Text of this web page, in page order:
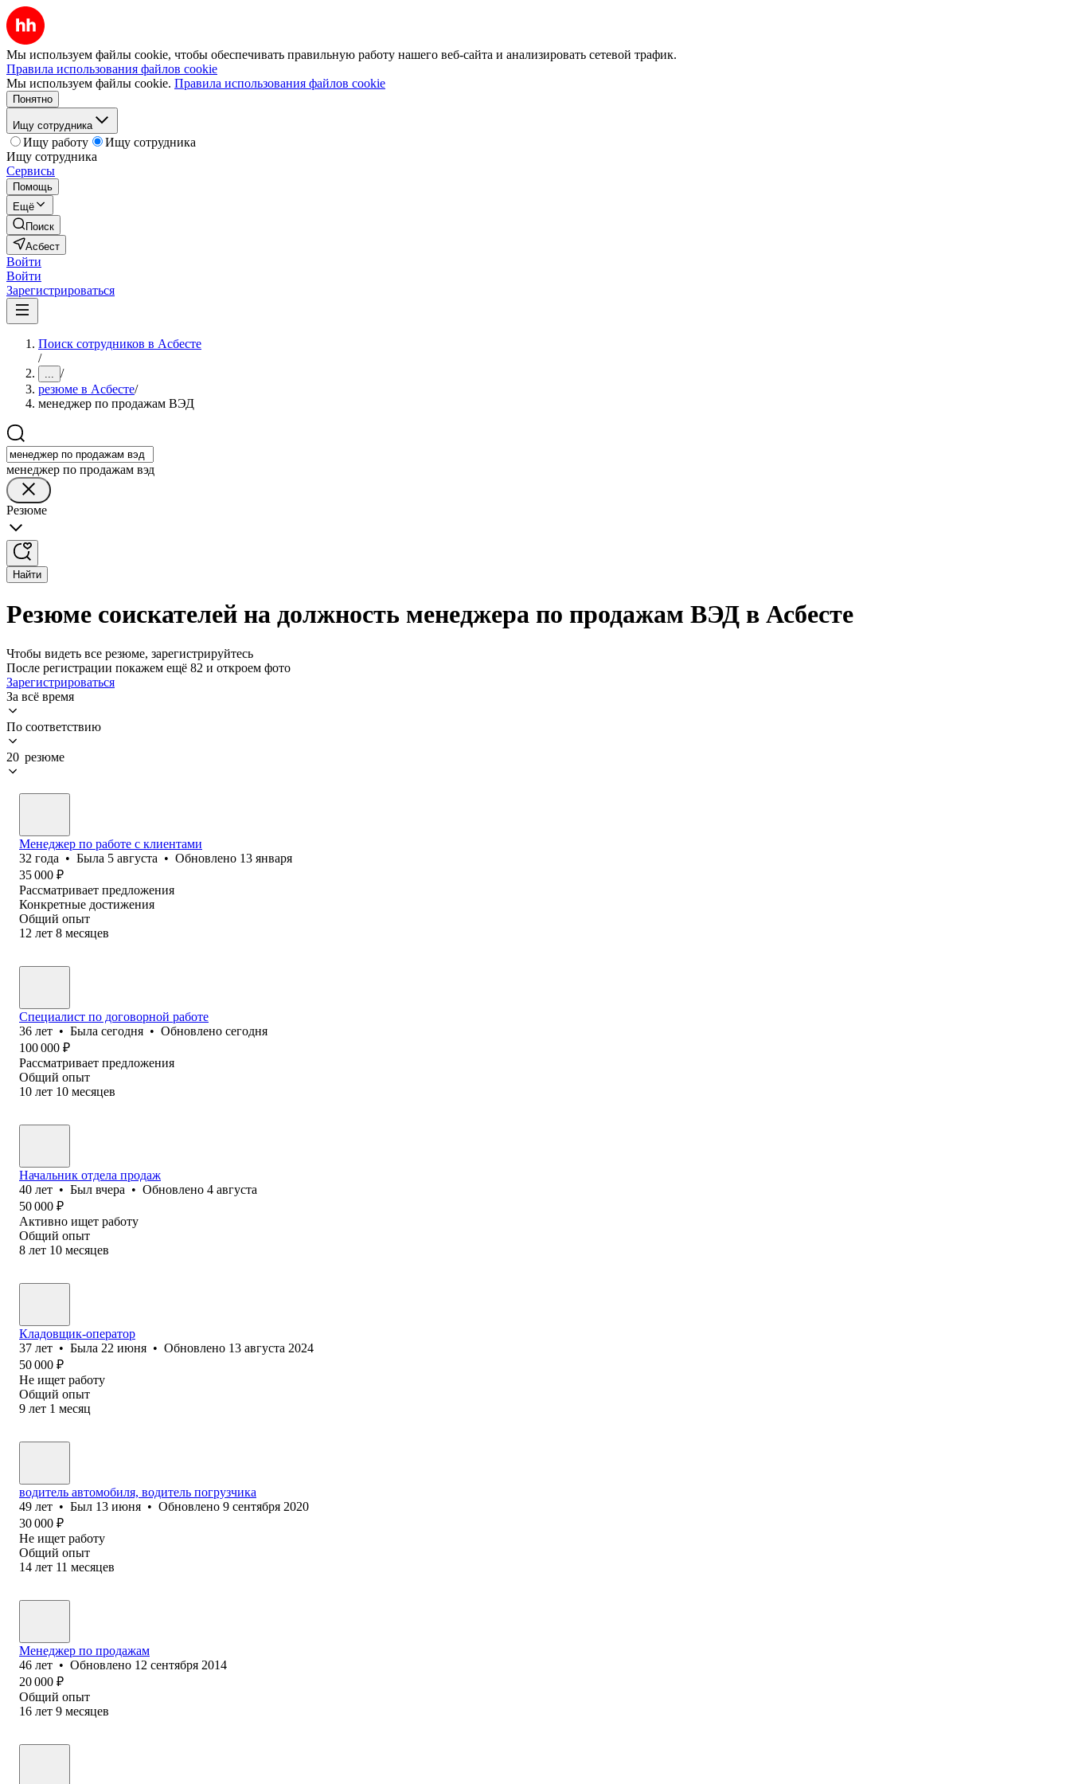
Мы используем файлы cookie, чтобы обеспечивать правильную работу нашего веб-сайта и анализировать сетевой трафик.
Правила использования файлов cookie
Мы используем файлы cookie. Правила использования файлов cookie
Понятно
Ищу сотрудника
Ищу работу
Ищу сотрудника
Ищу сотрудника
Сервисы
Помощь
Ещё
Поиск
Асбест
Войти
Войти
Зарегистрироваться
Поиск сотрудников в Асбесте
/
... /
резюме в Асбесте/
менеджер по продажам ВЭД
менеджер по продажам вэд
Резюме
Найти
Резюме соискателей на должность менеджера по продажам ВЭД в Асбесте
Чтобы видеть все резюме, зарегистрируйтесь
После регистрации покажем ещё 82 и откроем фото
Зарегистрироваться
За всё время
По соответствию
20 резюме
Менеджер по работе с клиентами
32 года • Была 5 августа • Обновлено 13 января
35 000 ₽
Рассматривает предложения
Конкретные достижения
Общий опыт
12 лет 8 месяцев
Специалист по договорной работе
36 лет • Была сегодня • Обновлено сегодня
100 000 ₽
Рассматривает предложения
Общий опыт
10 лет 10 месяцев
Начальник отдела продаж
40 лет • Был вчера • Обновлено 4 августа
50 000 ₽
Активно ищет работу
Общий опыт
8 лет 10 месяцев
Кладовщик-оператор
37 лет • Была 22 июня • Обновлено 13 августа 2024
50 000 ₽
Не ищет работу
Общий опыт
9 лет 1 месяц
водитель автомобиля, водитель погрузчика
49 лет • Был 13 июня • Обновлено 9 сентября 2020
30 000 ₽
Не ищет работу
Общий опыт
14 лет 11 месяцев
Менеджер по продажам
46 лет • Обновлено 12 сентября 2014
20 000 ₽
Общий опыт
16 лет 9 месяцев